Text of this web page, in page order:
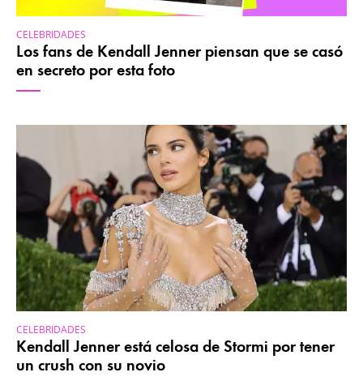
CELEBRIDADES
Los fans de Kendall Jenner piensan que se casó
en secreto por esta foto
CELEBRIDADES
Kendall Jenner está celosa de Stormi por tener
un crush con su novio